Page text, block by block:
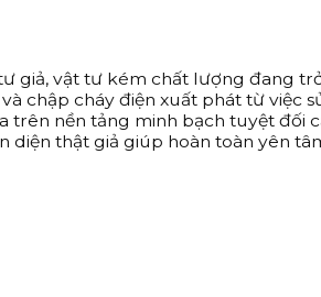
giả, vật tư kém chất lượng đang
chập cháy điện xuất phát từ việc
trên nền tảng minh bạch tuyệt đối
diện thật giả giúp hoàn toàn yên